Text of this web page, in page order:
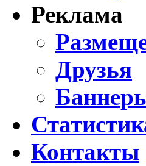
Реклама
Друзья
Контакты